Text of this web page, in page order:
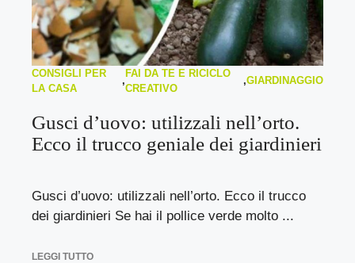
CONSIGLI PER
LA CASA
,
FAI DA TE E RICICLO
CREATIVO
,GIARDINAGGIO
Gusci d’uovo: utilizzali nell’orto.
Ecco il trucco geniale dei giardinieri
Gusci d’uovo: utilizzali nell’orto. Ecco il trucco
dei giardinieri Se hai il pollice verde molto ...
LEGGI TUTTO